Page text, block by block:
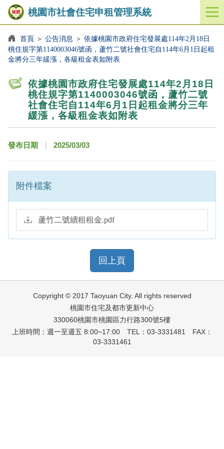
桃園市社會住宅申租管理系統
開
啟
／
關
能
選
單
首頁 ＞ 公告消息 ＞ 依據桃園市政府住宅發展處114年2月18日
桃住規字第1140003046號函，蘆竹二號社會住宅自114年6月1日起租
金將分三年緩漲，各級租金表如附表
依據桃園市政府住宅發展處114年2月18日
桃住規字第1140003046號函，蘆竹二號
社會住宅自114年6月1日起租金將分三年
緩漲，各級租金表如附表
發布日期 2025/03/03
附件檔案
蘆竹二號續租租金.pdf
回上頁
Copyright © 2017 Taoyuan City. All rights reserved
桃園市住宅及都市更新中心
330060桃園市桃園區力行路300號5樓
上班時間：週一至週五 8:00~17:00 TEL：03-3331481 FAX：
03-3331461